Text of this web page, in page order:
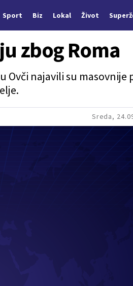
Sport Biz Lokal Život
Sreda,
zbog Roma
Ovči najavili su masovnije